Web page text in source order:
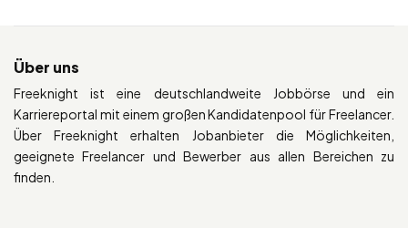
Über uns
Freeknight ist eine deutschlandweite Jobbörse und ein
Karriereportal mit einem großen Kandidatenpool für Freelancer.
Über Freeknight erhalten Jobanbieter die Möglichkeiten,
geeignete Freelancer und Bewerber aus allen Bereichen zu
finden.